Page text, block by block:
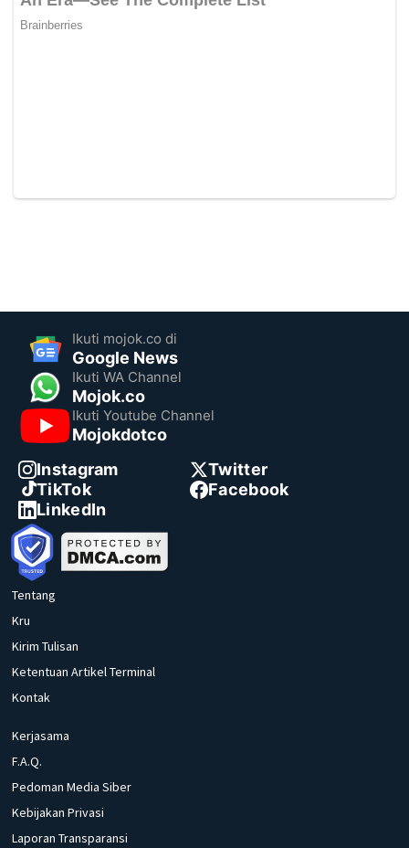
Ikuti mojok.co di
Google News
Ikuti WA Channel
Mojok.co
Ikuti Youtube Channel
Mojokdotco
Instagram
Twitter
TikTok
Facebook
LinkedIn
Tentang
Kru
Kirim Tulisan
Ketentuan Artikel Terminal
Kontak
Kerjasama
F.A.Q.
Pedoman Media Siber
Kebijakan Privasi
Laporan Transparansi